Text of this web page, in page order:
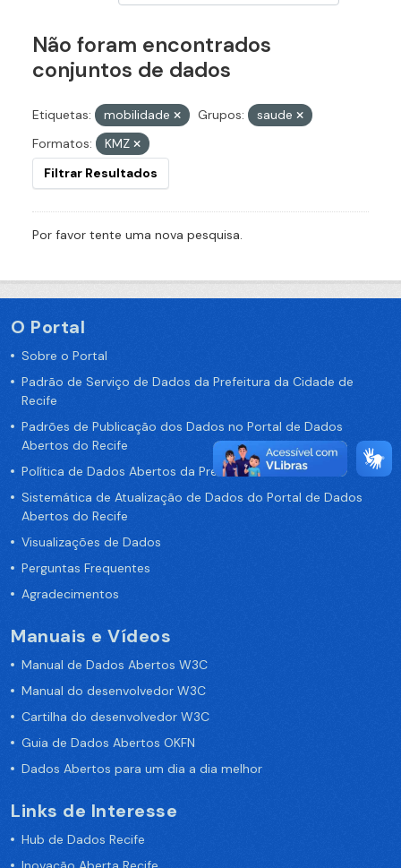
Não foram encontrados
conjuntos de dados
Etiquetas: mobilidade Grupos:
saude
Formatos:
KMZ
Filtrar Resultados
Por favor tente uma nova pesquisa.
O Portal
Sobre o Portal
Padrão de Serviço de Dados da Prefeitura da Cidade de
Recife
Padrões de Publicação dos Dados no Portal de Dados
Abertos do Recife
Política de Dados Abertos da Prefeitura do Recife
Sistemática de Atualização de Dados do Portal de Dados
Abertos do Recife
Visualizações de Dados
Perguntas Frequentes
Agradecimentos
Manuais e Vídeos
Manual de Dados Abertos W3C
Manual do desenvolvedor W3C
Cartilha do desenvolvedor W3C
Guia de Dados Abertos OKFN
Dados Abertos para um dia a dia melhor
Links de Interesse
Hub de Dados Recife